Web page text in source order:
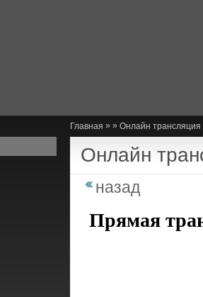
Главная » » Онлайн трансляция
Онлайн
назад
Прямая